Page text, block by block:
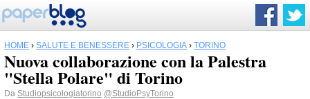
HOME › SALUTE E BENESSERE › PSICOLOGIA › TORINO
Nuova collaborazione con la Palestra
"Stella Polare" di Torino
Da Studiopsicologiatorino @StudioPsyTorino